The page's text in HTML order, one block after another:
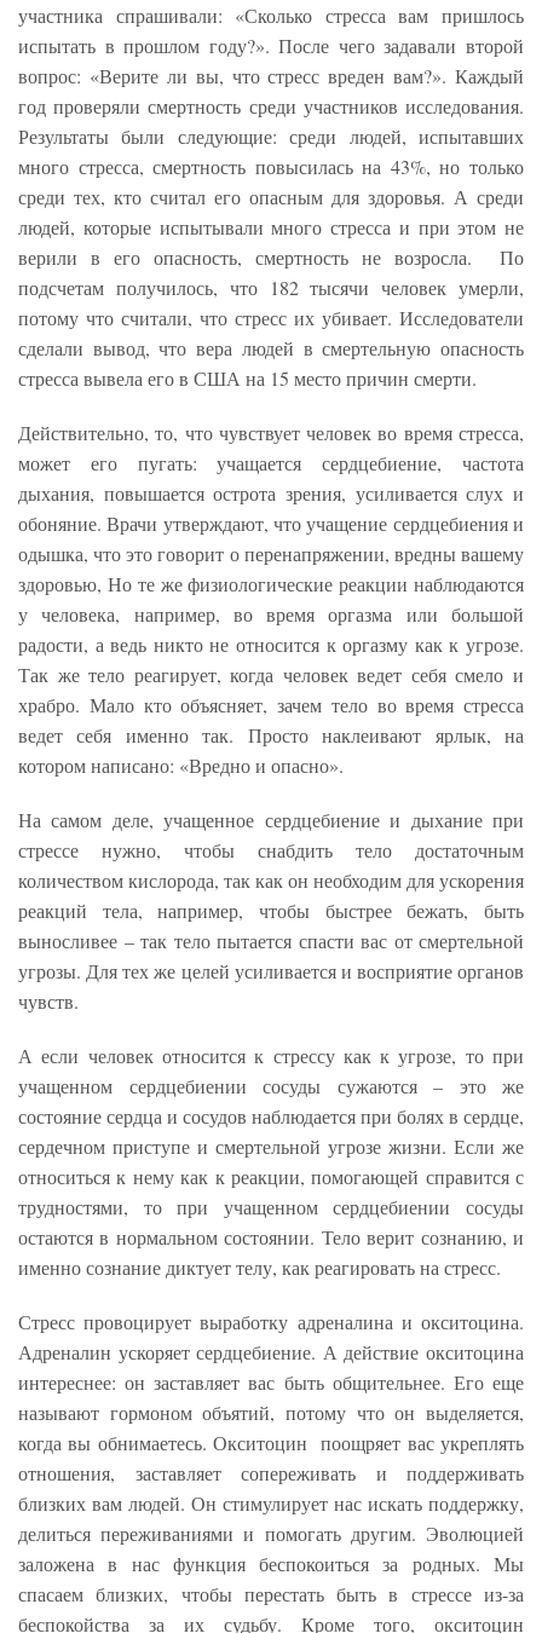
участника спрашивали: «Сколько стресса вам пришлось
испытать в прошлом году?». После чего задавали второй
вопрос: «Верите ли вы, что стресс вреден вам?». Каждый
год проверяли смертность среди участников исследования.
Результаты были следующие: среди людей, испытавших
много стресса, смертность повысилась на 43%, но только
среди тех, кто считал его опасным для здоровья. А среди
людей, которые испытывали много стресса и при этом не
верили в его опасность, смертность не возросла. По
подсчетам получилось, что 182 тысячи человек умерли,
потому что считали, что стресс их убивает. Исследователи
сделали вывод, что вера людей в смертельную опасность
стресса вывела его в США на 15 место причин смерти.
Действительно, то, что чувствует человек во время стресса,
может его пугать: учащается сердцебиение, частота
дыхания, повышается острота зрения, усиливается слух и
обоняние. Врачи утверждают, что учащение сердцебиения и
одышка, что это говорит о перенапряжении, вредны вашему
здоровью, Но те же физиологические реакции наблюдаются
у человека, например, во время оргазма или большой
радости, а ведь никто не относится к оргазму как к угрозе.
Так же тело реагирует, когда человек ведет себя смело и
храбро. Мало кто объясняет, зачем тело во время стресса
ведет себя именно так. Просто наклеивают ярлык, на
котором написано: «Вредно и опасно».
На самом деле, учащенное сердцебиение и дыхание при
стрессе нужно, чтобы снабдить тело достаточным
количеством кислорода, так как он необходим для ускорения
реакций тела, например, чтобы быстрее бежать, быть
выносливее – так тело пытается спасти вас от смертельной
угрозы. Для тех же целей усиливается и восприятие органов
чувств.
А если человек относится к стрессу как к угрозе, то при
учащенном сердцебиении сосуды сужаются – это же
состояние сердца и сосудов наблюдается при болях в сердце,
сердечном приступе и смертельной угрозе жизни. Если же
относиться к нему как к реакции, помогающей справится с
трудностями, то при учащенном сердцебиении сосуды
остаются в нормальном состоянии. Тело верит сознанию, и
именно сознание диктует телу, как реагировать на стресс.
Стресс провоцирует выработку адреналина и окситоцина.
Адреналин ускоряет сердцебиение. А действие окситоцина
интереснее: он заставляет вас быть общительнее. Его еще
называют гормоном объятий, потому что он выделяется,
когда вы обнимаетесь. Окситоцин поощряет вас укреплять
отношения, заставляет сопереживать и поддерживать
близких вам людей. Он стимулирует нас искать поддержку,
делиться переживаниями и помогать другим. Эволюцией
заложена в нас функция беспокоиться за родных. Мы
спасаем близких, чтобы перестать быть в стрессе из-за
беспокойства за их судьбу. Кроме того, окситоцин